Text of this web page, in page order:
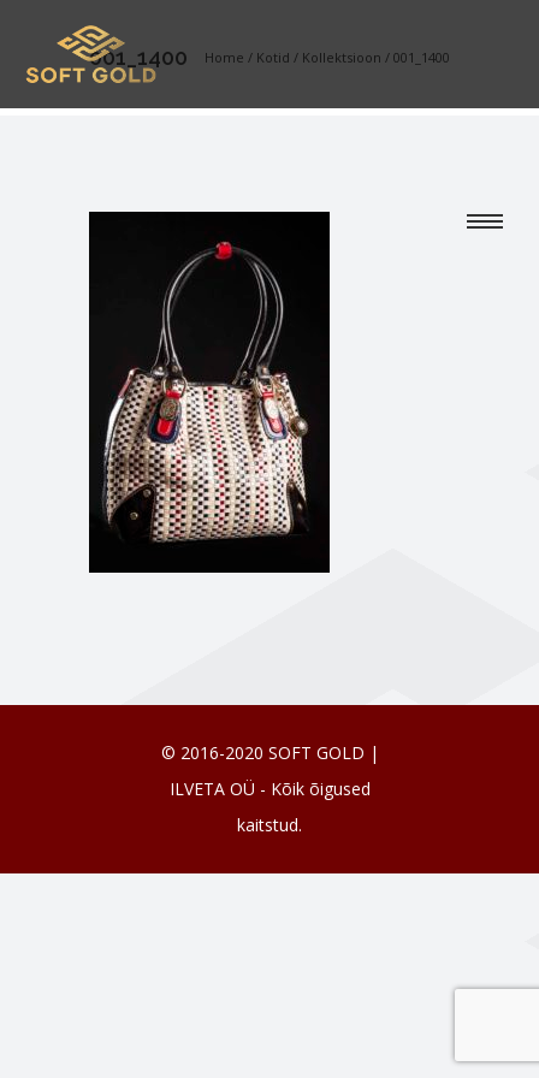
001_1400 Home / Kotid / Kollektsioon / 001_1400
© 2016-2020 SOFT GOLD |
ILVETA OÜ - Kõik õigused
kaitstud.